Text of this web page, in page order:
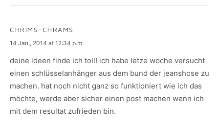
CHRIMS-CHRAMS
says:
14 Jan., 2014 at 12:34 p.m.
deine ideen finde ich toll! ich habe letze woche versucht
einen schlüsselanhänger aus dem bund der jeanshose zu
machen. hat noch nicht ganz so funktioniert wie ich das
möchte, werde aber sicher einen post machen wenn ich
mit dem resultat zufrieden bin.